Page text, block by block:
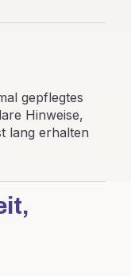
gepflegtes
Hinweise,
lang erhalten